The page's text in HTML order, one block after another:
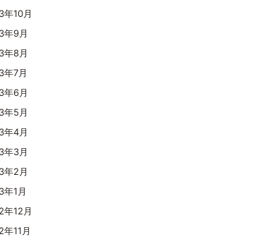
年10月
年9月
年8月
年7月
年6月
年5月
年4月
年3月
年2月
年1月
年12月
年11月